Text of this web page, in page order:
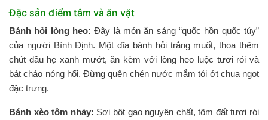
Đặc sản điểm tâm và ăn vặt
Bánh hỏi lòng heo: Đây là món ăn sáng “quốc hồn quốc túy”
của người Bình Định. Một dĩa bánh hỏi trắng muốt, thoa thêm
chút dầu hẹ xanh mướt, ăn kèm với lòng heo luộc tươi rói và
bát cháo nóng hổi. Đừng quên chén nước mắm tỏi ớt chua ngọt
đặc trưng.
Bánh xèo tôm nhảy: Sợi bột gạo nguyên chất, tôm đất tươi rói